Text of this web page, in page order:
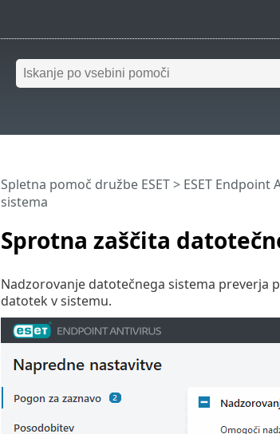
Sprotna zaščita
Spletna pomoč družbe ESET> ESET Endpoint
sistema
Nadzorovanje datotečnega sistema preverja
datotek v sistemu.